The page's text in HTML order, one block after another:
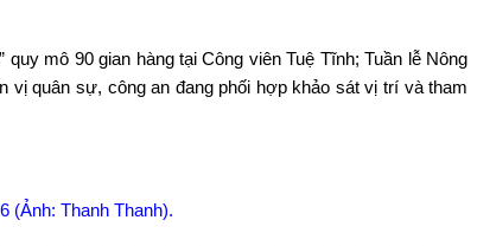
quy mô 90 gian hàng tại Công viên Tuệ Tĩnh; Tuần lễ Nông
vị quân sự, công an đang phối hợp khảo sát vị trí và tham
(Ảnh: Thanh Thanh).